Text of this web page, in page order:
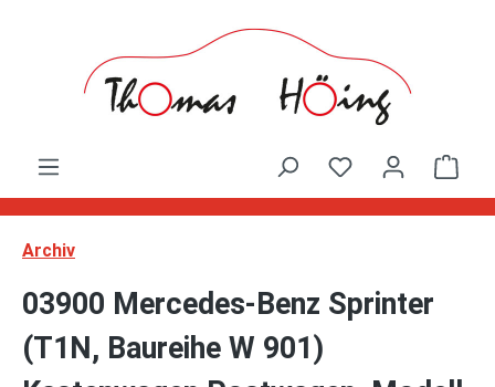
Archiv
03900 Mercedes-Benz Sprinter
(T1N, Baureihe W 901)